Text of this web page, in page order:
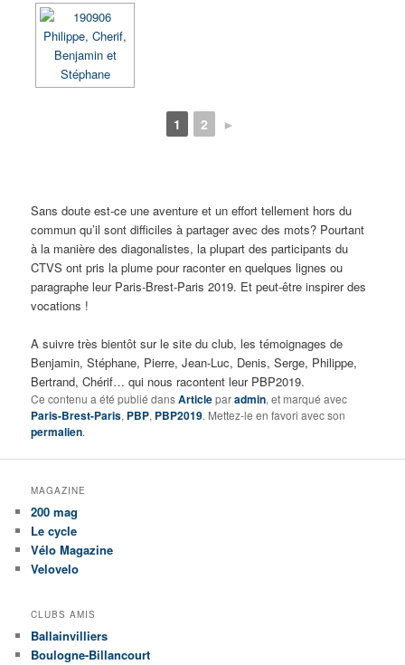
1 2 ►
Sans doute est-ce une aventure et un effort tellement hors du
commun qu’il sont difficiles à partager avec des mots? Pourtant
à la manière des diagonalistes, la plupart des participants du
CTVS ont pris la plume pour raconter en quelques lignes ou
paragraphe leur Paris-Brest-Paris 2019. Et peut-être inspirer des
vocations !
A suivre très bientôt sur le site du club, les témoignages de
Benjamin, Stéphane, Pierre, Jean-Luc, Denis, Serge, Philippe,
Bertrand, Chérif… qui nous racontent leur PBP2019.
Ce contenu a été publié dansArticleparadmin, et marqué avec
Paris-Brest-Paris, PBP, PBP2019. Mettez-le en favori avec son
permalien.
MAGAZINE
200 mag
Le cycle
Vélo Magazine
Velovelo
CLUBS AMIS
Ballainvilliers
Boulogne-Billancourt